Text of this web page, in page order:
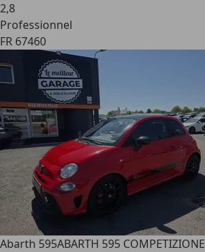
2,8
Professionnel
FR 67460
Abarth 595ABARTH 595 COMPETIZIONE